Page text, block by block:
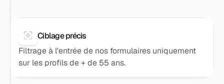
Ciblage précis
Filtrage à l'entrée de nos formulaires uniquement
sur les profils de + de 55 ans.